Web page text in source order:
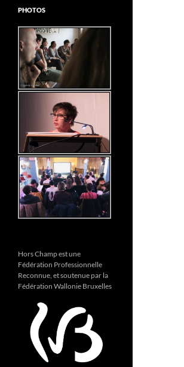
PHOTOS
Hors Champ est une
Fédération Professionnelle
Reconnue, et soutenue par la
Fédération Wallonie Bruxelles